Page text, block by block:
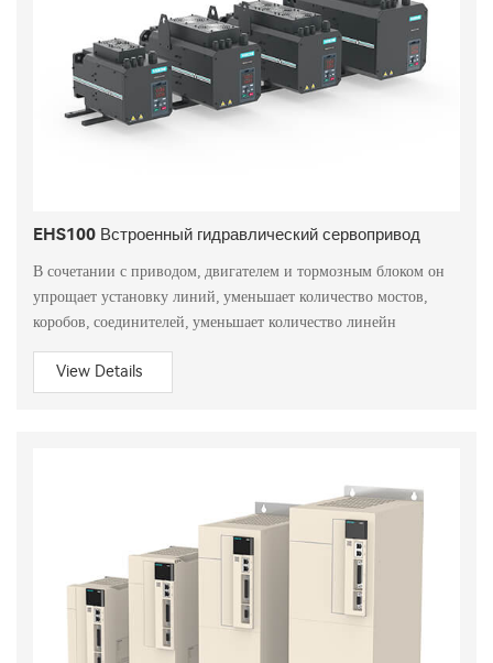
EHS100 Встроенный гидравлический сервопривод
В сочетании с приводом, двигателем и тормозным блоком он
упрощает установку линий, уменьшает количество мостов,
коробов, соединителей, уменьшает количество линейн
View Details